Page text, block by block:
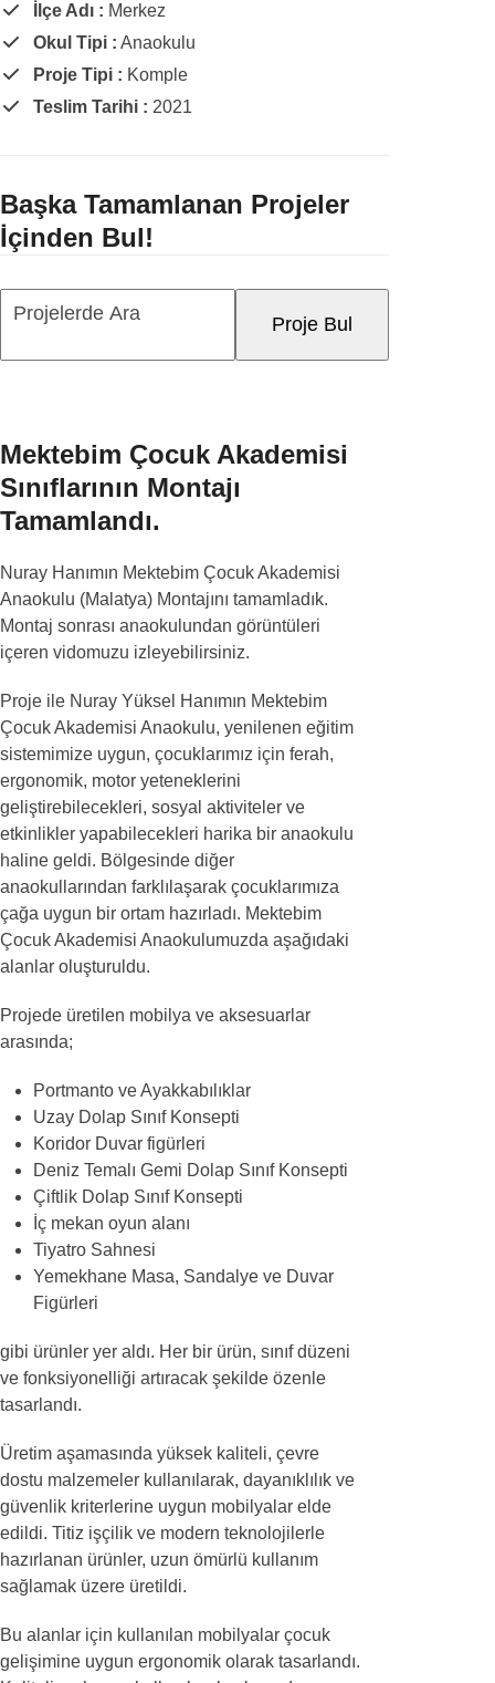
İlçe Adı : Merkez
Okul Tipi : Anaokulu
Proje Tipi : Komple
Teslim Tarihi : 2021
Başka Tamamlanan Projeler
İçinden Bul!
Projelerde
Proje Bul
Mektebim Çocuk Akademisi
Sınıflarının Montajı
Tamamlandı.
Nuray Hanımın Mektebim Çocuk Akademisi
Anaokulu (Malatya) Montajını tamamladık.
Montaj sonrası anaokulundan görüntüleri
içeren vidomuzu izleyebilirsiniz.
Proje ile Nuray Yüksel Hanımın Mektebim
Çocuk Akademisi Anaokulu, yenilenen eğitim
sistemimize uygun, çocuklarımız için ferah,
ergonomik, motor yeteneklerini
geliştirebilecekleri, sosyal aktiviteler ve
etkinlikler yapabilecekleri harika bir anaokulu
haline geldi. Bölgesinde diğer
anaokullarından farklılaşarak çocuklarımıza
çağa uygun bir ortam hazırladı. Mektebim
Çocuk Akademisi Anaokulumuzda aşağıdaki
alanlar oluşturuldu.
Projede üretilen mobilya ve aksesuarlar
arasında;
Portmanto ve Ayakkabılıklar
Uzay Dolap Sınıf Konsepti
Koridor Duvar figürleri
Deniz Temalı Gemi Dolap Sınıf Konsepti
Çiftlik Dolap Sınıf Konsepti
İç mekan oyun alanı
Tiyatro Sahnesi
Yemekhane Masa, Sandalye ve Duvar
Figürleri
gibi ürünler yer aldı. Her bir ürün, sınıf düzeni
ve fonksiyonelliği artıracak şekilde özenle
tasarlandı.
Üretim aşamasında yüksek kaliteli, çevre
dostu malzemeler kullanılarak, dayanıklılık ve
güvenlik kriterlerine uygun mobilyalar elde
edildi. Titiz işçilik ve modern teknolojilerle
hazırlanan ürünler, uzun ömürlü kullanım
sağlamak üzere üretildi.
Bu alanlar için kullanılan mobilyalar çocuk
gelişimine uygun ergonomik olarak tasarlandı.